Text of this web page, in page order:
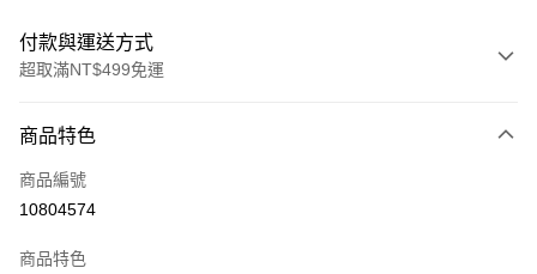
付款與運送方式
超取滿NT$499免運
信用卡一次付款
超商取貨付款
商品特色
商品編號
10804574
商品特色